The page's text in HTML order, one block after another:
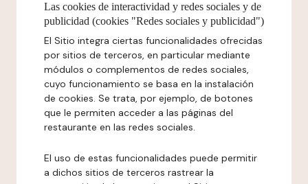
Las cookies de interactividad y redes sociales y de
publicidad (cookies "Redes sociales y publicidad")
El Sitio integra ciertas funcionalidades ofrecidas
por sitios de terceros, en particular mediante
módulos o complementos de redes sociales,
cuyo funcionamiento se basa en la instalación
de cookies. Se trata, por ejemplo, de botones
que le permiten acceder a las páginas del
restaurante en las redes sociales.
El uso de estas funcionalidades puede permitir
a dichos sitios de terceros rastrear la